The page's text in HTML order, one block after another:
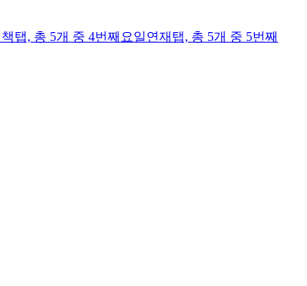
책탭, 총 5개 중 4번째 요일연재 탭, 총 5개 중 5번째